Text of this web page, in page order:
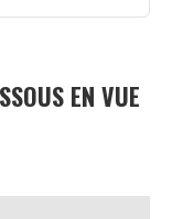
EN VUE